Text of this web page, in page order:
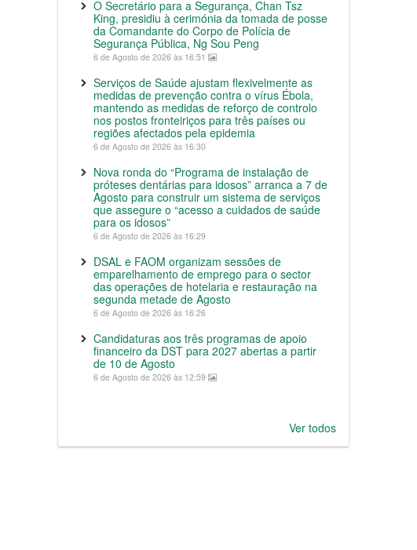
O Secretário para a Segurança, Chan Tsz
King, presidiu à cerimónia da tomada de posse
da Comandante do Corpo de Polícia de
Segurança Pública, Ng Sou Peng
6 de Agosto de 2026 às 16:51
Serviços de Saúde ajustam flexivelmente as
medidas de prevenção contra o vírus Ébola,
mantendo as medidas de reforço de controlo
nos postos fronteiriços para três países ou
regiões afectados pela epidemia
6 de Agosto de 2026 às 16:30
Nova ronda do “Programa de instalação de
próteses dentárias para idosos” arranca a 7 de
Agosto para construir um sistema de serviços
que assegure o “acesso a cuidados de saúde
para os idosos”
6 de Agosto de 2026 às 16:29
DSAL e FAOM organizam sessões de
emparelhamento de emprego para o sector
das operações de hotelaria e restauração na
segunda metade de Agosto
6 de Agosto de 2026 às 16:26
Candidaturas aos três programas de apoio
financeiro da DST para 2027 abertas a partir
de 10 de Agosto
6 de Agosto de 2026 às 12:59
Ver todos